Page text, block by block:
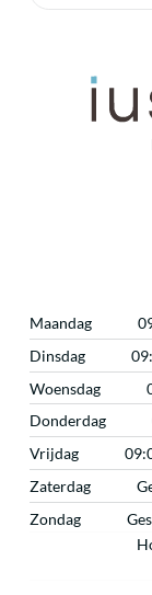
Maandag
Dinsdag
Woensdag
Donderdag
Vrijdag
Zaterdag
Zondag